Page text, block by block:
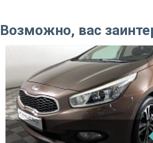
Возможно, вас